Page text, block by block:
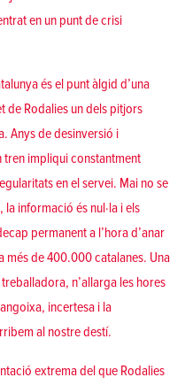
en un punt de crisi
és el punt àlgid d’una
de Rodalies un dels pitjors
Anys de desinversió i
impliqui constantment
en el servei. Mai no se
informació és nul·la i els
permanent a l’hora d’anar
més de 400.000 catalanes. Una
n’allarga les hores
incertesa i la
al nostre destí.
extrema del que Rodalies